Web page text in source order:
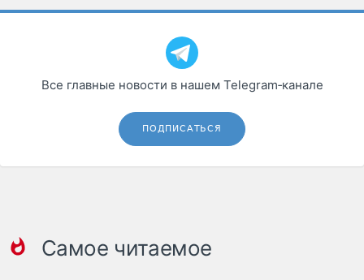
Все главные новости в нашем Telegram‑канале
ПОДПИСАТЬСЯ
Самое читаемое